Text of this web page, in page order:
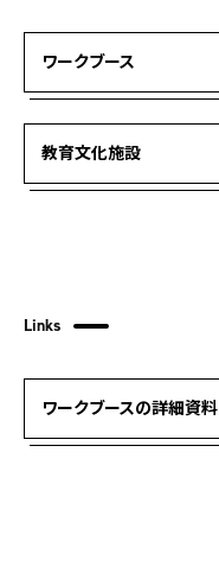
ワークブース
教育文化施設
Links
ワークブースの詳細資料